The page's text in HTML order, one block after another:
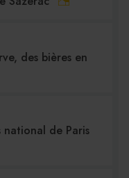
des bières en
de Paris